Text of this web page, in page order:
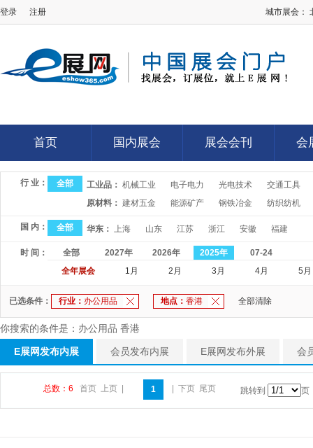
登录 注册 城市展会：
首页
首页
国内展会
国内展会
展会会刊
展会会刊
会
会
行 业： 全部 工业品： 机械工业 电子电力 光电技术
交通工具
原材料： 建材五金 能源矿产 钢铁冶金 纺织纺机
国 内： 全部 华东： 上海 山东 江苏 浙江 安徽 福建
时 间： 全部 2027年 2026年 2025年
07-24
全年展会
1月 2月 3月 4月 5月
已选条件： 行业： 办公用品 地点： 香港 全部清除
你搜索的条件是：办公用品 香港
E展网发布内展 会员发布内展 E展网发布外展 会
总数：6 首页 上页 1 下页 尾页 跳转到 页